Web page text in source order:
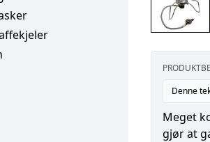
Denne
Meget
gjør at